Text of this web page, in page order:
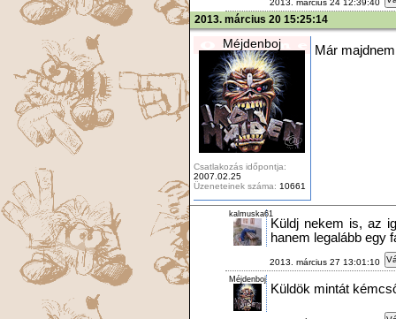
2013. március 24 12:39:40
2013. március 20 15:25:14
Méjdenboj
Csatlakozás időpontja:
2007.02.25
Üzeneteinek száma: 10661
Már
kalmuska61
Küldj nekem is, az
hanem legalább egy
2013. március 27 13:01:10
Méjdenboj
Küldök mintát